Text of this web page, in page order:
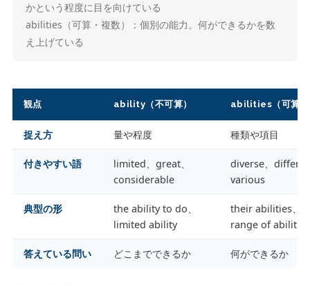
かという程度に目を向けている
abilities（可算・複数）：個別の能力。何ができるかを数
え上げている
観点 ability（不可算） abilities（可算）
捉え方 量や程度 種類や項目
付きやすい語
limited、great、
considerable
diverse、
various
典型の形
the ability to do、
limited ability
their abilities、a
range of abilities
答えている問い どこまでできるか 何ができるか